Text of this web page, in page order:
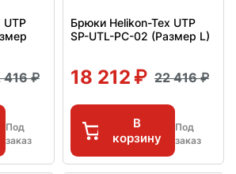
UTP
416
Под
заказ
Брюки Helikon-Tex UTP
SP-UTL-PC-02 (Размер L)
18 212 22 416
В
корзину
Под
заказ